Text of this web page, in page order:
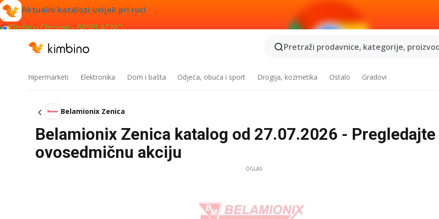
Aktualni katalozi uvijek pri ruci
Dodaj u Chrome - BESPLATNO
Pretraži prodavnice, kategorije,
Hipermarketi Elektronika Dom i bašta Odjeća, obuća i sport Drogija, kozmetika Ostalo Gradovi
Belamionix Zenica
Belamionix Zenica katalog od 27.07.2026 - Pregledajte
ovosedmičnu akciju
OGLAS